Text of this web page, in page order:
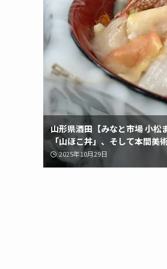
山形県酒田【みなと市場 小松
「山ほこ丼」、そして本間美
2025年10月29日